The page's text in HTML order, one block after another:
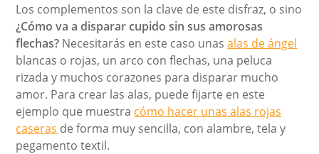
Los complementos son la clave de este disfraz, o sino
¿Cómo va a disparar cupido sin sus amorosas
flechas? Necesitarás en este caso unasalas de ángel
blancas o rojas, un arco con flechas, una peluca
rizada y muchos corazones para disparar mucho
amor. Para crear las alas, puede fijarte en este
ejemplo que muestra cómo hacer unas alas rojas
caseras de forma muy sencilla, con alambre, tela y
pegamento textil.